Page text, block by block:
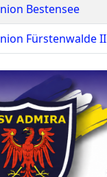
Bestensee
Fürstenwalde II